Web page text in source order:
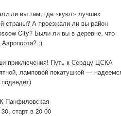
ли вы там, где «куют» лучших
страны? А проезжали ли вы район
City? Были ли вы в деревне, что
Аэропорта? :)
приключения! Путь к Сердцу ЦСКА
ламповой покатушкой —
Панфиловская
старт в 20 00